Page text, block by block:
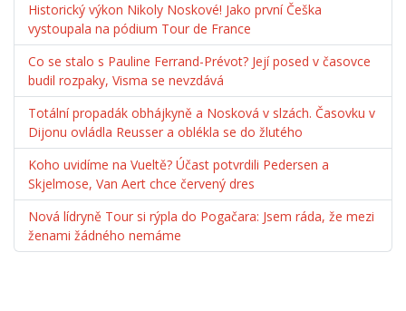
Historický výkon Nikoly Noskové! Jako první Češka
vystoupala na pódium Tour de France
Co se stalo s Pauline Ferrand-Prévot? Její posed v časovce
budil rozpaky, Visma se nevzdává
Totální propadák obhájkyně a Nosková v slzách. Časovku v
Dijonu ovládla Reusser a oblékla se do žlutého
Koho uvidíme na Vueltě? Účast potvrdili Pedersen a
Skjelmose, Van Aert chce červený dres
Nová lídryně Tour si rýpla do Pogačara: Jsem ráda, že mezi
ženami žádného nemáme